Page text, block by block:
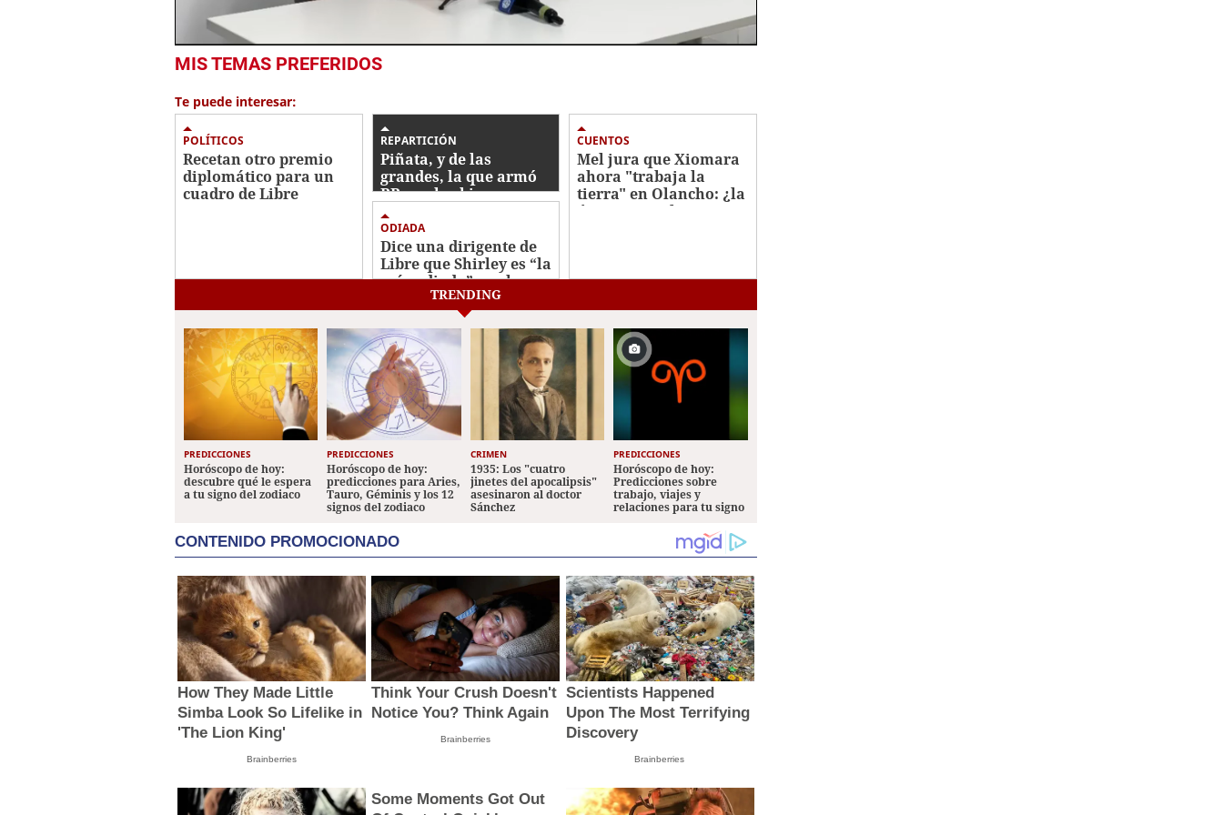
of
minutes,
38
seconds
0%
MIS TEMAS PREFERIDOS
Te puede interesar:
POLÍTICOS
Recetan otro premio
diplomático para un
cuadro de Libre
REPARTICIÓN
Piñata, y de las
grandes, la que armó
RR con los bienes
incautados
ODIADA
Dice una dirigente de
Libre que Shirley es “la
más odiada” por la
base refundidora en
Cortés
CUENTOS
Mel jura que Xiomara
ahora "trabaja la
tierra" en Olancho: ¿la
única agricultora que
TRENDING
PREDICCIONES
Horóscopo de hoy:
descubre qué le espera
a tu signo del zodiaco
PREDICCIONES
Horóscopo de hoy:
predicciones para Aries,
Tauro, Géminis y los 12
signos del zodiaco
CRIMEN
1935: Los "cuatro
jinetes del apocalipsis"
asesinaron al doctor
Sánchez
PREDICCIONES
Horóscopo de hoy:
Predicciones sobre
trabajo, viajes y
relaciones para tu signo
CONTENIDO PROMOCIONADO
How They Made Little
Simba Look So Lifelike in
'The Lion King'
Brainberries
Think Your Crush Doesn't
Notice You? Think Again
Brainberries
Scientists Happened
Upon The Most Terrifying
Discovery
Brainberries
Some Moments Got Out